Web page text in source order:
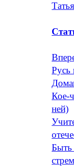
Русь
Кое-
ней)
Быть